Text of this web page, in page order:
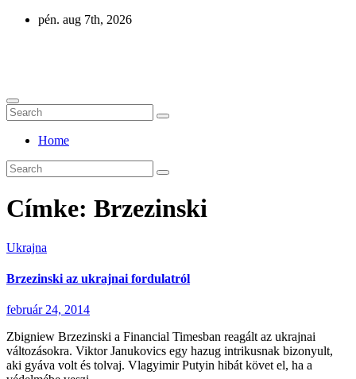
Skip
pén. aug 7th, 2026
Home
Címke: Brzezinski
Ukrajna
Brzezinski az ukrajnai fordulatról
február 24, 2014
Zbigniew Brzezinski a Financial Timesban reagált az ukrajnai
változásokra. Viktor Janukovics egy hazug intrikusnak bizonyult,
aki gyáva volt és tolvaj. Vlagyimir Putyin hibát követ el, ha a